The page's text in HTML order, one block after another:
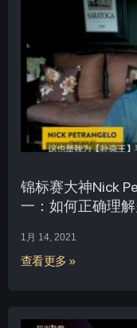
锦标赛大神Nick
一：如何正确理
1月 14, 2021
查看更多 »